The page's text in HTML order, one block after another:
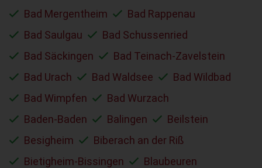
Bad Mergentheim
Bad Rappenau
Bad Saulgau
Bad Schussenried
Bad Säckingen
Bad Teinach-Zavelstein
Bad Urach
Bad Waldsee
Bad Wildbad
Bad Wimpfen
Bad Wurzach
Baden-Baden
Balingen
Beilstein
Besigheim
Biberach an der Riß
Bietigheim-Bissingen
Blaubeuren